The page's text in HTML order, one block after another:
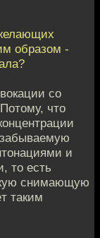
образом -
со
что
и
то есть
снимающую
таким